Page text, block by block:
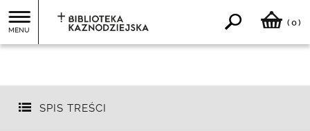
MENU
( 0)
SPIS TREŚCI